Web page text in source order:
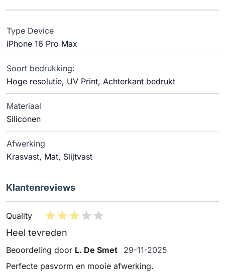
Type Device
iPhone 16 Pro Max
Soort bedrukking:
Hoge resolutie, UV Print, Achterkant bedrukt
Materiaal
Siliconen
Afwerking
Krasvast, Mat, Slijtvast
Klantenreviews
Quality
Heel tevreden
Beoordeling door L. De Smet 29 november 2025
29-11-2025
Perfecte pasvorm en mooie afwerking.